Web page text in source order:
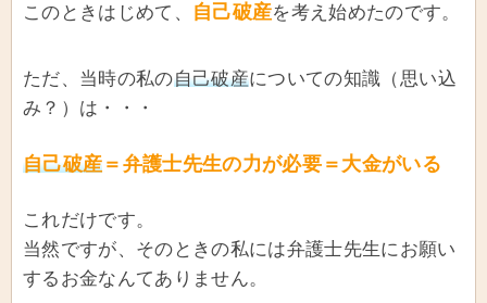
このときはじめて、 自己破産を考え始めたのです。
ただ、当時の私の自己破産についての知識（思い込
み？）は・・・
自己破産 ＝弁護士先生の力が必要＝大金がいる
これだけです。
当然ですが、そのときの私には弁護士先生にお願い
するお金なんてありません。